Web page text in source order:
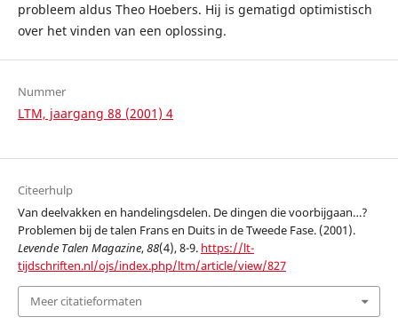
probleem aldus Theo Hoebers. Hij is gematigd optimistisch
over het vinden van een oplossing.
Nummer
LTM, jaargang 88 (2001) 4
Citeerhulp
Van deelvakken en handelingsdelen. De dingen die voorbijgaan…?
Problemen bij de talen Frans en Duits in de Tweede Fase. (2001).
Levende Talen Magazine,88(4), 8-9. https://lt-
tijdschriften.nl/ojs/index.php/ltm/article/view/827
Meer citatieformaten